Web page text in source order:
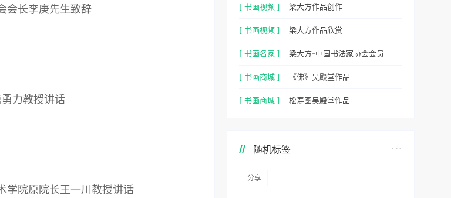
会长李庚先生致辞
力教授讲话
学院原院长王一川教授讲话
[ 书画视频 ] 梁大方作品创作
[ 书画视频 ] 梁大方作品欣赏
[ 书画名家 ] 梁大方-中国书法家协会会员
[ 书画商城 ] 《佛》吴殿堂作品
[ 书画商城 ] 松寿图吴殿堂作品
随机标签
分享